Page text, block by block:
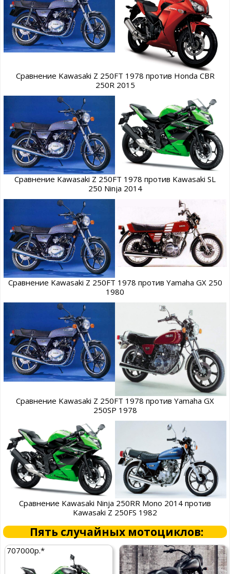
Сравнение Kawasaki Z 250FT 1978 против Honda CBR
250R 2015
Сравнение Kawasaki Z 250FT 1978 против Kawasaki SL
250 Ninja 2014
Сравнение Kawasaki Z 250FT 1978 против Yamaha GX 250
1980
Сравнение Kawasaki Z 250FT 1978 против Yamaha GX
250SP 1978
Сравнение Kawasaki Ninja 250RR Mono 2014 против
Kawasaki Z 250FS 1982
Пять случайных мотоциклов:
707000р.*